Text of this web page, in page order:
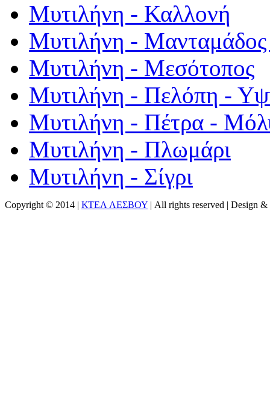
Μυτιλήνη - Καλλονή
Μυτιλήνη - Μανταμάδος
Μυτιλήνη - Μεσότοπος
Μυτιλήνη - Πελόπη -
Μυτιλήνη - Πέτρα -
Μυτιλήνη - Πλωμάρι
Μυτιλήνη - Σίγρι
Copyright © 2014 | ΚΤΕΛ ΛΕΣΒΟΥ | All rights reserved | Design &